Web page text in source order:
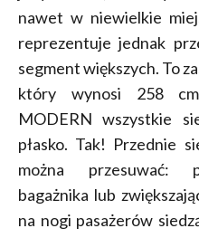
nawet w niewielkie
reprezentuje jednak
segment większych. To
który wynosi 258
MODERN wszystkie
płasko. Tak! Przednie
można przesuwać:
bagażnika lub
na nogi pasażerów